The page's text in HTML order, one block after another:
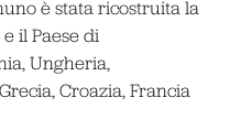
è stata ricostruita la
il Paese di
Ungheria,
Croazia, Francia